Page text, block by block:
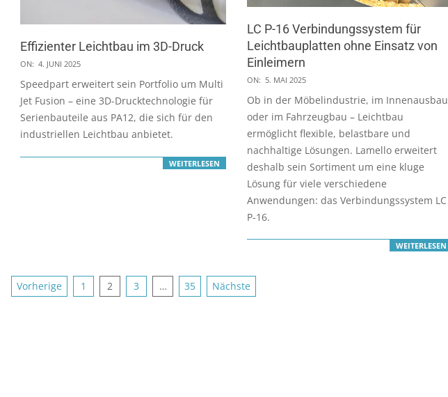
Effizienter Leichtbau im 3D-Druck
2025-
06-
04
ON: 4. JUNI 2025
Speedpart erweitert sein Portfolio um Multi
Jet Fusion – eine 3D-Drucktechnologie für
Serienbauteile aus PA12, die sich für den
industriellen Leichtbau anbietet.
WEITERLESEN
LC P-16 Verbindungssystem für
Leichtbauplatten ohne Einsatz von
Einleimern
2025-
05-
05
ON: 5. MAI 2025
Ob in der Möbelindustrie, im Innenausbau
oder im Fahrzeugbau – Leichtbau
ermöglicht flexible, belastbare und
nachhaltige Lösungen. Lamello erweitert
deshalb sein Sortiment um eine kluge
Lösung für viele verschiedene
Anwendungen: das Verbindungssystem LC
P-16.
WEITERLESEN
Seitennummerierung
Vorherige 1 2 3 … 35 Nächste